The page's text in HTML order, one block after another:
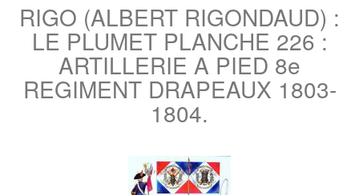
RIGO (ALBERT RIGONDAUD) :
LE PLUMET PLANCHE 226 :
ARTILLERIE A PIED 8e
REGIMENT DRAPEAUX 1803-
1804.